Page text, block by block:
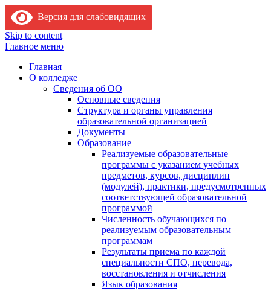
Версия для слабовидящих
Skip to content
Главное меню
Главная
О колледже
Сведения об ОО
Основные сведения
Структура и органы управления
образовательной организацией
Документы
Образование
Реализуемые образовательные
программы с указанием учебных
предметов, курсов, дисциплин
(модулей), практики, предусмотренных
соответствующей образовательной
программой
Численность обучающихся по
реализуемым образовательным
программам
Результаты приема по каждой
специальности СПО, перевода,
восстановления и отчисления
Язык образования